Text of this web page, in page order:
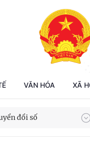
VĂN HÓA XÃ
Chiến dịch 500 ngày đêm tìm kiếm, quy tập và xác định danh tính hài cốt liệt sĩ
đổi số
lược, lâu dài